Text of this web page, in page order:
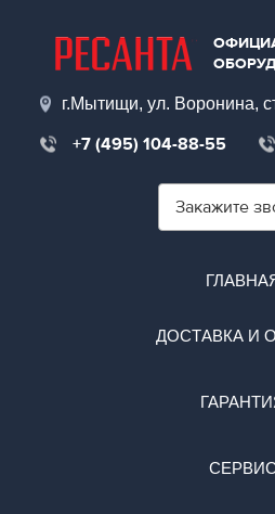
г.Мытищи, ул. Воронина,
+7 (495) 104-88-55
Закажите
ДОСТАВКА И
СЕРВИС